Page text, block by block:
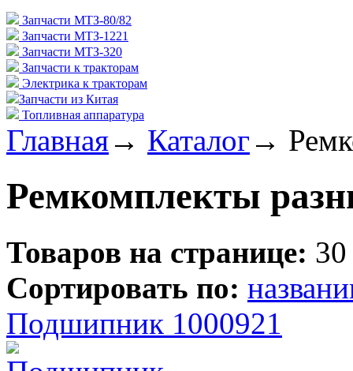
Запчасти МТЗ-80/82
Запчасти МТЗ-1221
Запчасти МТЗ-320
Запчасти к тракторам
Электрика к тракторам
Запчасти из Китая
Топливная аппаратура
Главная→ Каталог →
Ремкомплекты
Товаров на странице: 30
Сортировать по:
Подшипник 1000921